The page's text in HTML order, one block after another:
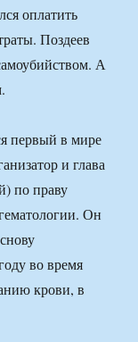
оплатить
Поздеев
А
первый в мире
и глава
по праву
Он
во время
крови, в